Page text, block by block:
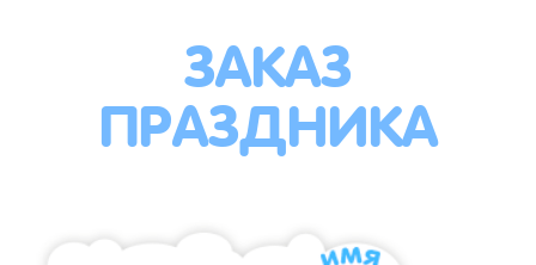
ЗАКАЗ
ПРАЗДНИКА